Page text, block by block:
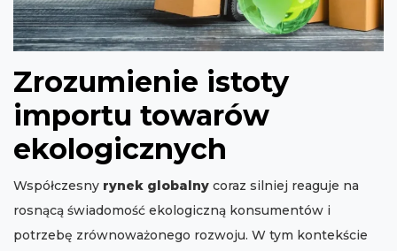
Zrozumienie istoty
importu towarów
ekologicznych
Współczesny rynek globalny coraz silniej reaguje na
rosnącą świadomość ekologiczną konsumentów i
potrzebę zrównoważonego rozwoju. W tym kontekście